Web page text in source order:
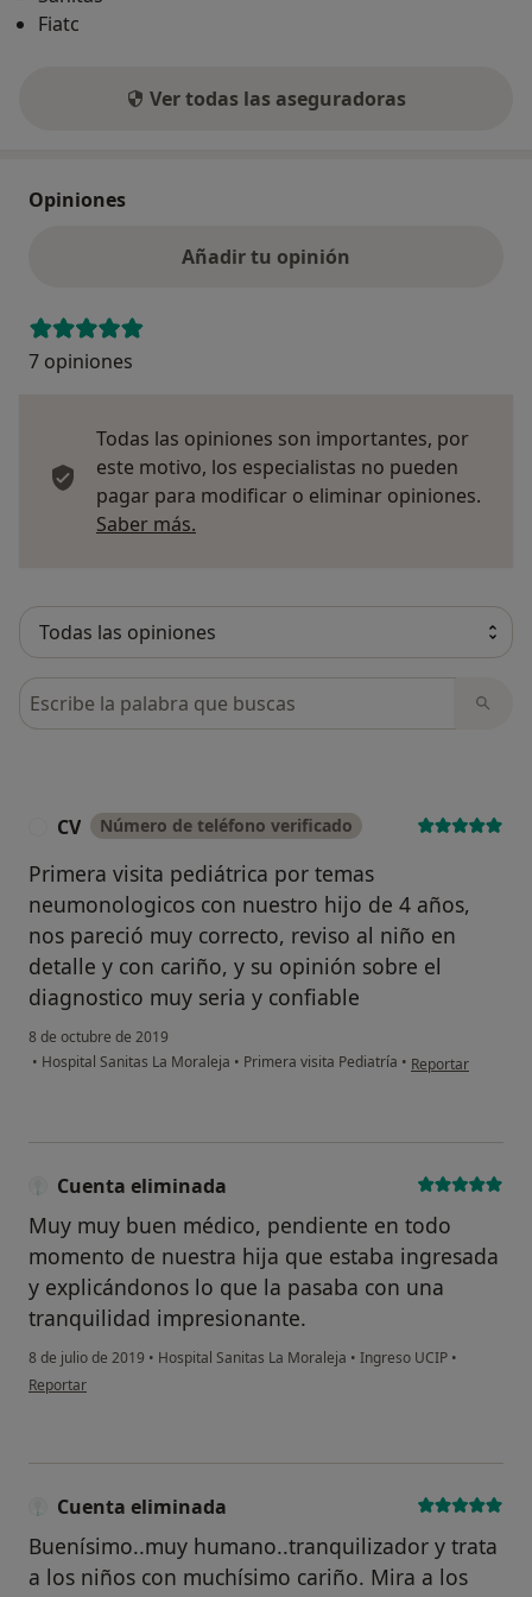
Fiatc
Ver todas las aseguradoras
Opiniones
Añadir tu opinión
7 opiniones
Todas las opiniones son importantes, por
este motivo, los especialistas no pueden
pagar para modificar o eliminar opiniones.
Saber más.
Busca en opiniones
CV Número de teléfono verificado
Primera visita pediátrica por temas
neumonologicos con nuestro hijo de 4 años,
nos pareció muy correcto, reviso al niño en
detalle y con cariño, y su opinión sobre el
diagnostico muy seria y confiable
8 de octubre de 2019
• Hospital Sanitas La Moraleja • Primera visita Pediatría • en opinión del
Reportar
Cuenta eliminada
Muy muy buen médico, pendiente en todo
momento de nuestra hija que estaba ingresada
y explicándonos lo que la pasaba con una
tranquilidad impresionante.
8 de julio de 2019 • Hospital Sanitas La Moraleja • Ingreso UCIP •
en opinión del usuario Cuenta eliminada
Reportar
Cuenta eliminada
Buenísimo..muy humano..tranquilizador y trata
a los niños con muchísimo cariño. Mira a los